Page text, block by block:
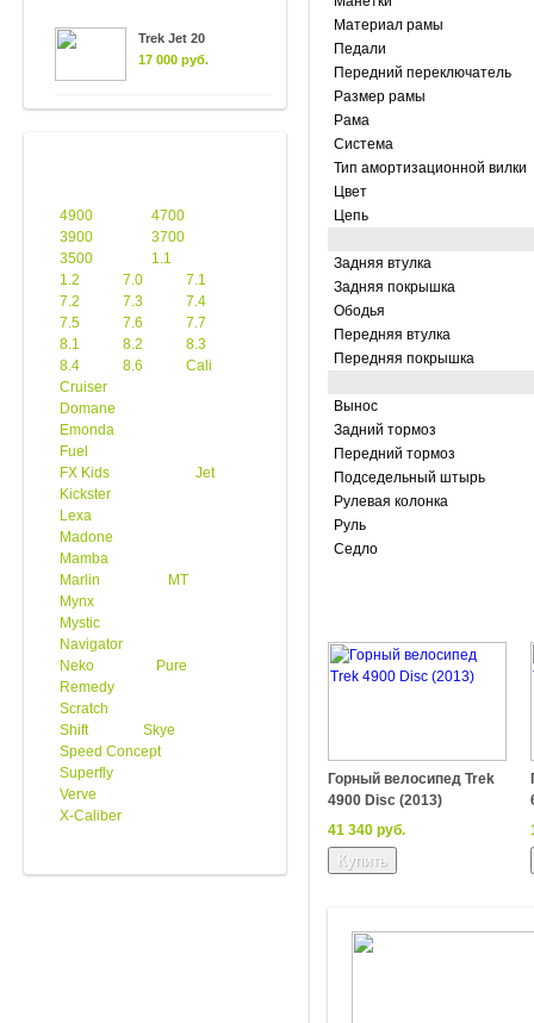
Trek Jet 20
17 000 руб.
4900
4700
3900
3700
3500
1.1
1.2
7.0
7.1
7.2
7.3
7.4
7.5
7.6
7.7
8.1
8.2
8.3
8.4
8.6
Cali
Cruiser
Domane
Emonda
Fuel
FX Kids
Jet
Kickster
Lexa
Madone
Mamba
Marlin
MT
Mynx
Mystic
Navigator
Neko
Pure
Remedy
Scratch
Shift
Skye
Speed Concept
Superfly
Verve
X-Caliber
Материал рамы
Педали
Передний переключатель
Размер рамы
Рама
Система
Тип амортизационной вилки
Цвет
Цепь
Задняя втулка
Задняя покрышка
Ободья
Передняя втулка
Передняя покрышка
Вынос
Задний тормоз
Передний тормоз
Подседельный штырь
Рулевая колонка
Руль
Седло
Горный велосипед Trek
4900 Disc (2013)
41 340 руб.